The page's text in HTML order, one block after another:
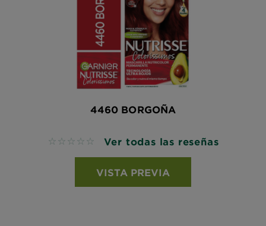
4460 BORGOÑA
No reviews Ver todas las reseñas
VISTA PREVIA